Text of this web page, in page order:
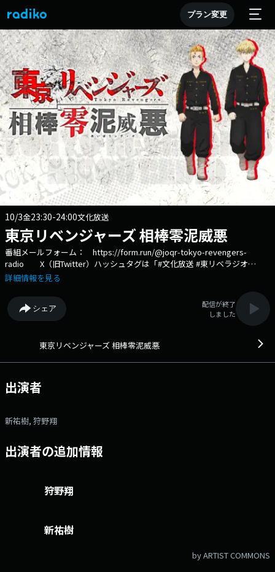
プラン変更
10/3金23:30-24:00文化放送
東京リベンジャーズ 相棒零泥威悪
番組メールフォーム： https://form.run/@joqr-tokyo-revengers-
radio X（旧Twitter）ハッシュタグは「#文化放送 #東リベラジオ
#toman_anime」 X（旧Twitter）ページは
QloveR 超！A&G＋：日 22:30～23:00 2017年から5年半にわたり「週
刊少年マガジン」で連載され累計発行部数7000万部を突破した原作・和久
井健による人気漫画『東京卍リベンジャーズ』が原作の、TVアニメ『東京
ィは花垣武道役を演じる新祐樹と松野千冬役を演じる狩野翔の相棒コンビ
コーナーのご提案など、幅広く募集しておりますので、ふるってご投稿く
ださい。 【お便りの宛先】 ■電子メールの場合： tokyo-
放送「東京リベンジャーズ 相棒零泥威悪」各コーナー宛 【お便り募集
コーナー】 現在募集している各コーナー詳細については、 以下リンク
https://www.joqr.co.jp/ag/article/86149/ ②
ュタグは「#文化放送」 文化放送公式facebookページは
「https://www.facebook.com/1134joqr」 文化放送公式LINEは
詳細情報を見る
シェア
配信が終了
しました
東京リベンジャーズ 相棒零泥威悪
出演者
新祐樹, 狩野翔
出演者の追加情報
狩野翔
新祐樹
by ARTIST COMMONS